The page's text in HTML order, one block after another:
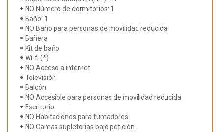
NO Número de dormitorios: 1
Baño: 1
NO Baño para personas de movilidad reducida
Bañera
Kit de baño
Wi-fi (*)
NO Acceso a internet
Televisión
Balcón
NO Accesible para personas de movilidad reducida
Escritorio
NO Habitaciones para fumadores
NO Camas supletorias bajo petición